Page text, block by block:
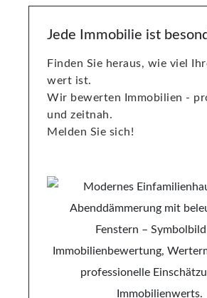
Jede Immobilie ist
Finden Sie heraus, wie viel
wert ist.
Wir bewerten Immobilien -
und zeitnah.
Melden Sie sich!